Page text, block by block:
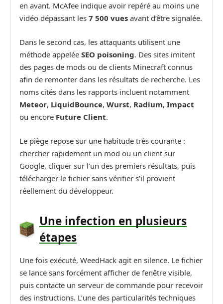
en avant. McAfee indique avoir repéré au moins une
vidéo dépassant les 7 500 vues avant d’être signalée.
Dans le second cas, les attaquants utilisent une
méthode appelée SEO poisoning. Des sites imitent
des pages de mods ou de clients Minecraft connus
afin de remonter dans les résultats de recherche. Les
noms cités dans les rapports incluent notamment
Meteor, LiquidBounce, Wurst, Radium, Impact
ou encore Future Client.
Le piège repose sur une habitude très courante :
chercher rapidement un mod ou un client sur
Google, cliquer sur l’un des premiers résultats, puis
télécharger le fichier sans vérifier s’il provient
réellement du développeur.
Une infection en plusieurs
étapes
Une fois exécuté, WeedHack agit en silence. Le fichier
se lance sans forcément afficher de fenêtre visible,
puis contacte un serveur de commande pour recevoir
des instructions. L’une des particularités techniques